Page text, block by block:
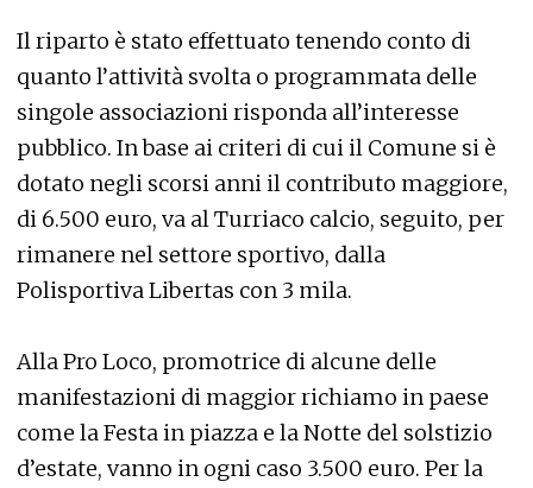
Il riparto è stato effettuato tenendo conto di
quanto l’attività svolta o programmata delle
singole associazioni risponda all’interesse
pubblico. In base ai criteri di cui il Comune si è
dotato negli scorsi anni il contributo maggiore,
di 6.500 euro, va al Turriaco calcio, seguito, per
rimanere nel settore sportivo, dalla
Polisportiva Libertas con 3 mila.
Alla Pro Loco, promotrice di alcune delle
manifestazioni di maggior richiamo in paese
come la Festa in piazza e la Notte del solstizio
d’estate, vanno in ogni caso 3.500 euro. Per la